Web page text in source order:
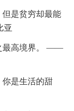
是贫穷却最能
亚
最高境界。 ——
你是生活的甜